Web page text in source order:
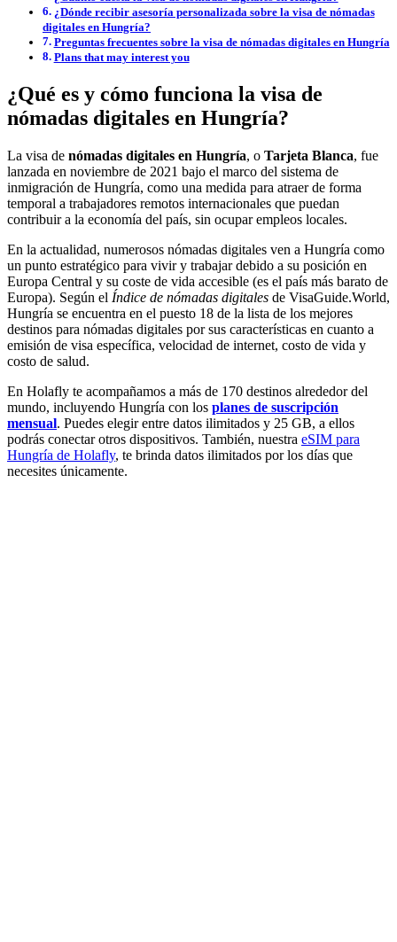
¿Dónde recibir asesoría personalizada sobre la visa de nómadas
digitales en Hungría?
Preguntas frecuentes sobre la visa de nómadas digitales en Hungría
Plans that may interest you
¿Qué es y cómo funciona la visa de
nómadas digitales en Hungría?
La visa de nómadas digitales en Hungría, o Tarjeta Blanca, fue
lanzada en noviembre de 2021 bajo el marco del sistema de
inmigración de Hungría, como una medida para atraer de forma
temporal a trabajadores remotos internacionales que puedan
contribuir a la economía del país, sin ocupar empleos locales.
En la actualidad, numerosos nómadas digitales ven a Hungría como
un punto estratégico para vivir y trabajar debido a su posición en
Europa Central y su coste de vida accesible (es el país más barato de
Europa). Según el Índice de nómadas digitales de VisaGuide.World,
Hungría se encuentra en el puesto 18 de la lista de los mejores
destinos para nómadas digitales por sus características en cuanto a
emisión de visa específica, velocidad de internet, costo de vida y
costo de salud.
En Holafly te acompañamos a más de 170 destinos alrededor del
mundo, incluyendo Hungría con los planes de suscripción
mensual. Puedes elegir entre datos ilimitados y 25 GB, a ellos
podrás conectar otros dispositivos. También, nuestra eSIM para
Hungría de Holafly, te brinda datos ilimitados por los días que
necesites únicamente.